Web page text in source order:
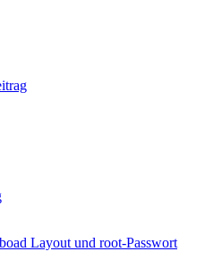
Layout und root-Passwort